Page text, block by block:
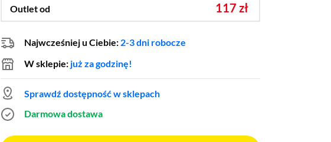
Outlet od 117 zł
Najwcześniej u Ciebie: 2-3 dni robocze
W sklepie: już za godzinę!
Sprawdź dostępność w sklepach
Darmowa dostawa